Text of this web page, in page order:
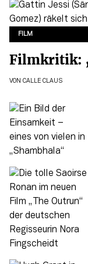
FILM
Filmkritik:
VON CALLE CLAUS